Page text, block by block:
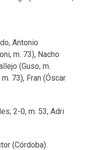
Antonio
m. 73), Nacho
(Guso, m.
73), Fran (Óscar
2-0, m. 53, Adri
(Córdoba).